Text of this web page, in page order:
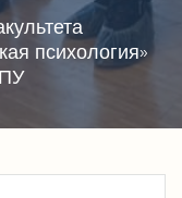
психология»